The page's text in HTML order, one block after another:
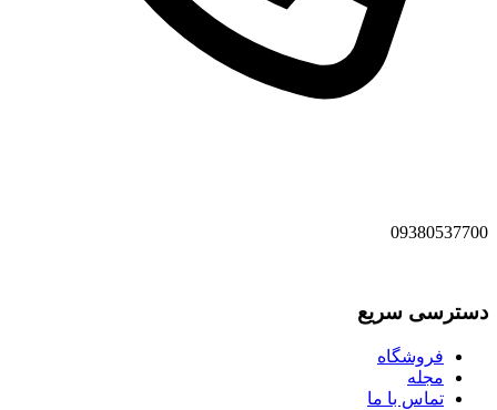
09380537700
دسترسی سریع
فروشگاه
مجله
تماس با ما